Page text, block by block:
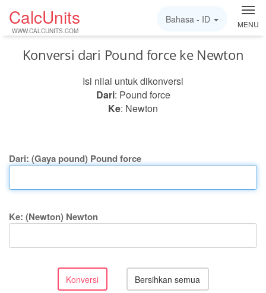
CalcUnits
WWW.CALCUNITS.COM
MENU
Bahasa - ID
Konversi dari Pound force ke Newton
Isi nilai untuk dikonversi
Dari: Pound force
Ke: Newton
Dari: (Gaya pound) Pound force
Ke: (Newton) Newton